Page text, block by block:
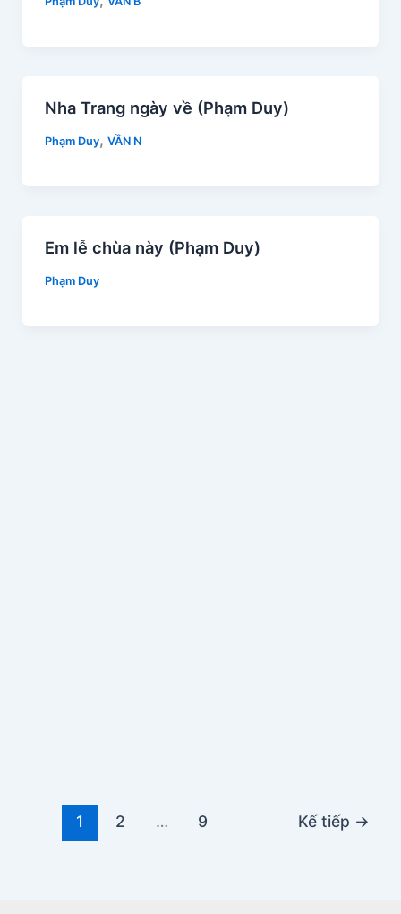
Nha Trang ngày về (Phạm Duy)
Phạm Duy, VẦN N
Em lễ chùa này (Phạm Duy)
Phạm Duy
1 2 … 9 Kế tiếp →